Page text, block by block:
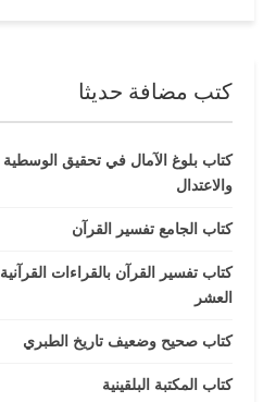
كتب مضافة حديثا
كتاب بلوغ الآمال في تحقيق الوسطية
والاعتدال
كتاب الجامع تفسير القرآن
كتاب تفسير القرآن بالقراءات القرآنية
العشر
كتاب صحيح وضعيف تاريخ الطبري
كتاب المكتبة البلقينية